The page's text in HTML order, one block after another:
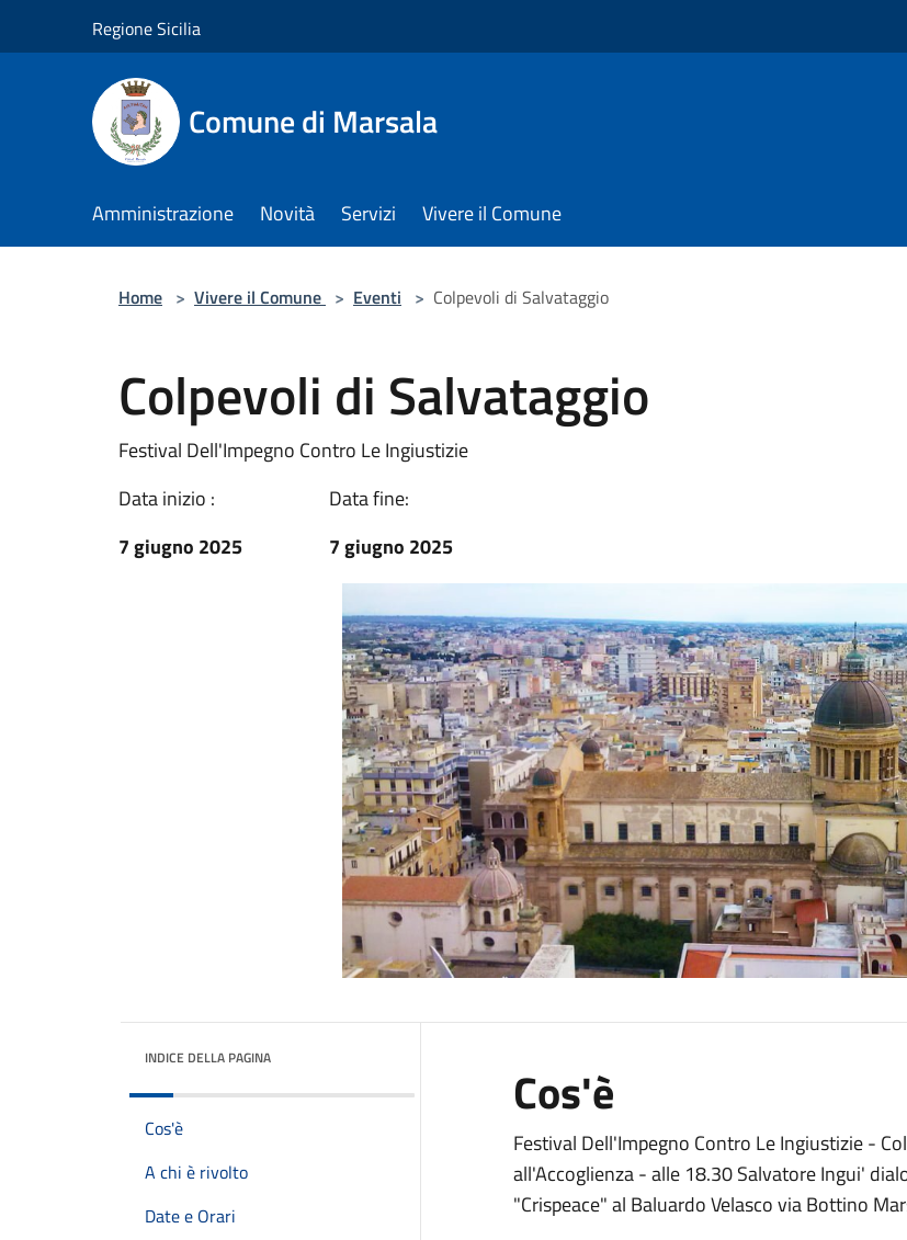
Regione Sicilia
Comune di Marsala
Amministrazione Novità Servizi Vivere il Comune
Home > Vivere il Comune > Eventi > Colpevoli di Salvataggio
Colpevoli di Salvataggio
Festival Dell'Impegno Contro Le Ingiustizie
Data inizio :
7 giugno 2025
Data fine:
7 giugno 2025
INDICE DELLA PAGINA
Cos'è
A chi è rivolto
Date e Orari
Cos'è
Festival Dell'Impegno Contro Le Ingiustizie -
all'Accoglienza - alle 18.30 Salvatore Ingui'
"Crispeace" al Baluardo Velasco via Bottino